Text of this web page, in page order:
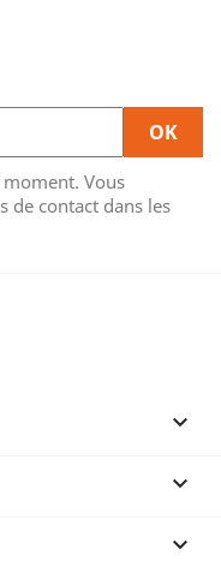
Vous
de contact dans les


